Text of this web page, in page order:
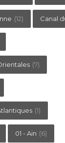
(12) Canal
(7)
(1)
01 - Ain (6)